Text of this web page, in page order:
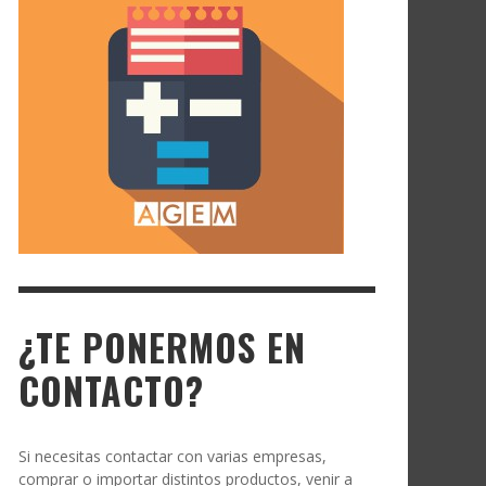
¿TE PONERMOS EN
CONTACTO?
Si necesitas contactar con varias empresas,
comprar o importar distintos productos, venir a